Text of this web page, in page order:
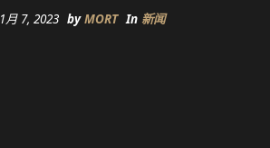
1月 7, 2023 byMORT In 新闻